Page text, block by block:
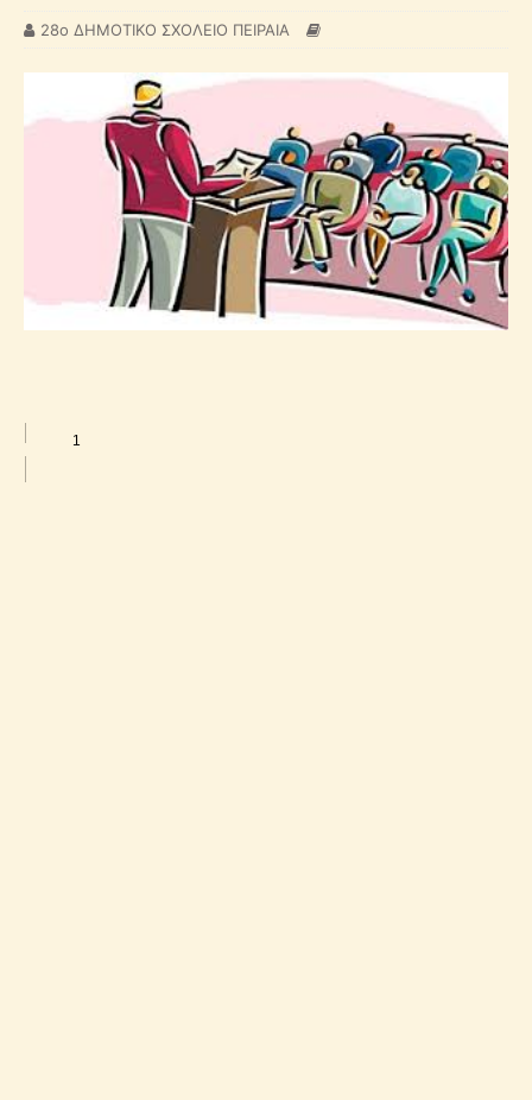
28ο ΔΗΜΟΤΙΚΟ ΣΧΟΛΕΙΟ ΠΕΙΡΑΙΑ